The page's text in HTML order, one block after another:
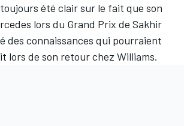
été clair sur le fait que son
lors du Grand Prix de Sakhir
des connaissances qui pourraient
lors de son retour chez Williams.